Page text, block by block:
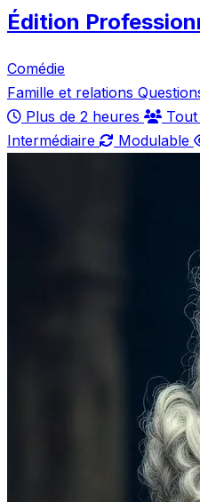
Édition
Comédie
Famille et relations
Plus de 2 heures
Intermédiaire
Modulable